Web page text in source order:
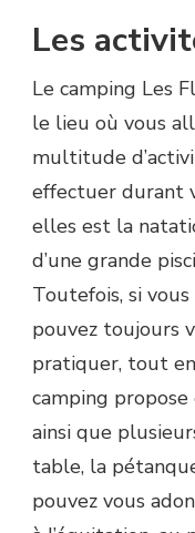
Les
Le camping Les
le lieu où vous
multitude
effectuer durant
elles est la
d’une grande
Toutefois, si
pouvez toujours
pratiquer, tout
camping
ainsi que
table, la
pouvez vous